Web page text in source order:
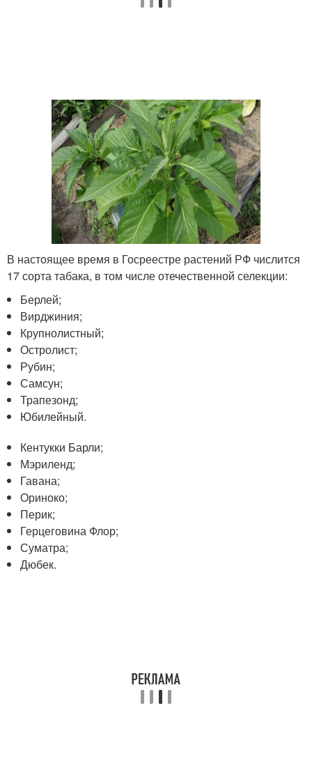
В настоящее время в Госреестре растений РФ числится
17 сорта табака, в том числе отечественной селекции:
Берлей;
Вирджиния;
Крупнолистный;
Остролист;
Рубин;
Самсун;
Трапезонд;
Юбилейный.
Кентукки Барли;
Мэриленд;
Гавана;
Ориноко;
Перик;
Герцеговина Флор;
Суматра;
Дюбек.